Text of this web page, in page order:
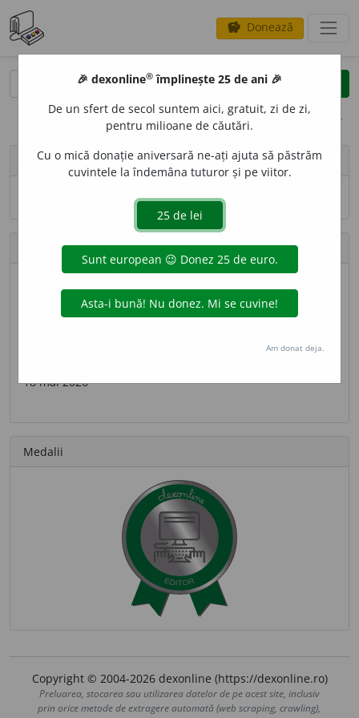
savings Donează
opțiuni
person Bahnovei Mihaela
Numele și adresa de e-mail nu sînt vizibile.
Contribuții
72 (locul 82)
18 mai 2026
Medalii
Copyright © 2004-2026 dexonline (https://dexonline.ro)
Preluarea, stocarea sau utilizarea datelor de pe acest site, inclusiv
prin orice metode de extragere automată (web scraping, crawling),
🎉 dexonline® împlinește 25 de ani 🎉
De un sfert de secol suntem aici, gratuit, zi de zi,
pentru milioane de căutări.
Cu o mică donație aniversară ne-ați ajuta să păstrăm
cuvintele la îndemâna tuturor și pe viitor.
Am donat deja.